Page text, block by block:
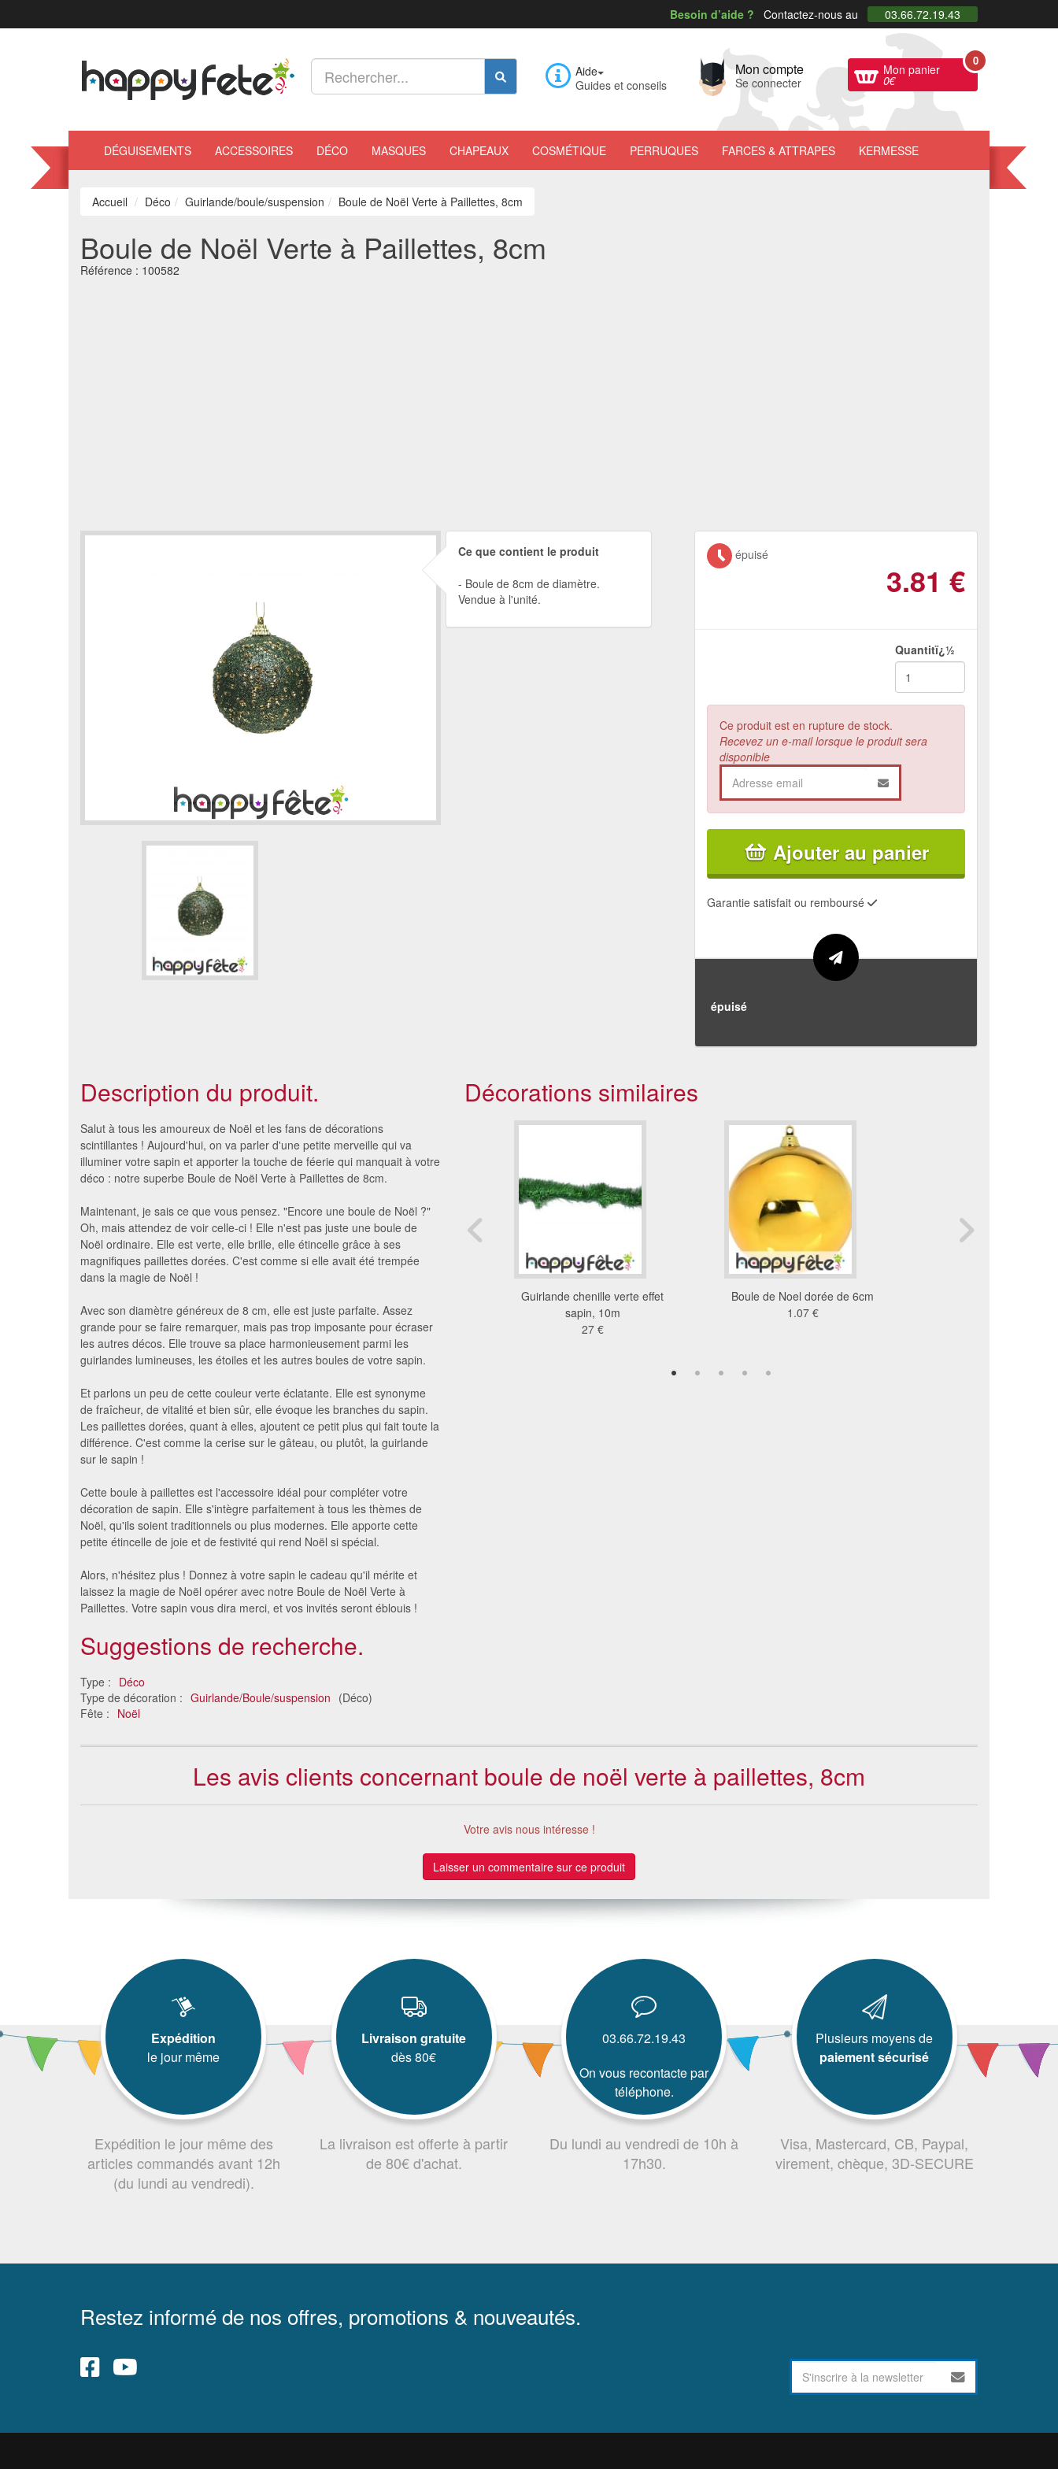
Besoin d’aide ? Contactez-nous au 03.66.72.19.43
Aide
Guides et conseils
Mon compte
Se connecter
Mon panier
0€
0
DÉGUISEMENTS ACCESSOIRES DÉCO MASQUES CHAPEAUX COSMÉTIQUE PERRUQUES FARCES & ATTRAPES KERMESSE
Accueil Déco Guirlande/boule/suspension Boule de Noël Verte à Paillettes, 8cm
Boule de Noël Verte à Paillettes, 8cm
Référence : 100582
Ce que contient le produit
Boule de 8cm de diamètre.
Vendue à l'unité.
épuisé
3.81 €
Quantitï¿½
Ce produit est en rupture de stock.
Recevez un e-mail lorsque le produit sera
disponible
Ajouter au panier
Garantie satisfait ou remboursé
épuisé
Description du produit.
Salut à tous les amoureux de Noël et les fans de décorations
scintillantes ! Aujourd'hui, on va parler d'une petite merveille qui va
illuminer votre sapin et apporter la touche de féerie qui manquait à votre
déco : notre superbe Boule de Noël Verte à Paillettes de 8cm.
Maintenant, je sais ce que vous pensez. "Encore une boule de Noël ?"
Oh, mais attendez de voir celle-ci ! Elle n'est pas juste une boule de
Noël ordinaire. Elle est verte, elle brille, elle étincelle grâce à ses
magnifiques paillettes dorées. C'est comme si elle avait été trempée
dans la magie de Noël !
Avec son diamètre généreux de 8 cm, elle est juste parfaite. Assez
grande pour se faire remarquer, mais pas trop imposante pour écraser
les autres décos. Elle trouve sa place harmonieusement parmi les
guirlandes lumineuses, les étoiles et les autres boules de votre sapin.
Et parlons un peu de cette couleur verte éclatante. Elle est synonyme
de fraîcheur, de vitalité et bien sûr, elle évoque les branches du sapin.
Les paillettes dorées, quant à elles, ajoutent ce petit plus qui fait toute la
différence. C'est comme la cerise sur le gâteau, ou plutôt, la guirlande
sur le sapin !
Cette boule à paillettes est l'accessoire idéal pour compléter votre
décoration de sapin. Elle s'intègre parfaitement à tous les thèmes de
Noël, qu'ils soient traditionnels ou plus modernes. Elle apporte cette
petite étincelle de joie et de festivité qui rend Noël si spécial.
Alors, n'hésitez plus ! Donnez à votre sapin le cadeau qu'il mérite et
laissez la magie de Noël opérer avec notre Boule de Noël Verte à
Paillettes. Votre sapin vous dira merci, et vos invités seront éblouis !
Suggestions de recherche.
Type : Déco
Type de décoration : Guirlande/Boule/suspension (Déco)
Fête : Noël
Décorations similaires
pailletée de 8cm
3.06 €
horizontale
12 €
Guirlande chenille verte effet
sapin, 10m
27 €
Boule de Noel dorée de 6cm
1.07 €
Les avis clients concernant boule de noël verte à paillettes, 8cm
Votre avis nous intéresse !
Laisser un commentaire sur ce produit
Expédition
le jour même
Expédition le jour même des
articles commandés avant 12h
(du lundi au vendredi).
Livraison gratuite
dès 80€
La livraison est offerte à partir
de 80€ d'achat.
03.66.72.19.43
On vous recontacte par
téléphone.
Du lundi au vendredi de 10h à
17h30.
Plusieurs moyens de
paiement sécurisé
Visa, Mastercard, CB, Paypal,
virement, chèque, 3D-SECURE
Restez informé de nos offres, promotions & nouveautés.